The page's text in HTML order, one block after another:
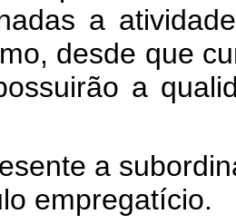
a
desde que
a
a
empregatício.